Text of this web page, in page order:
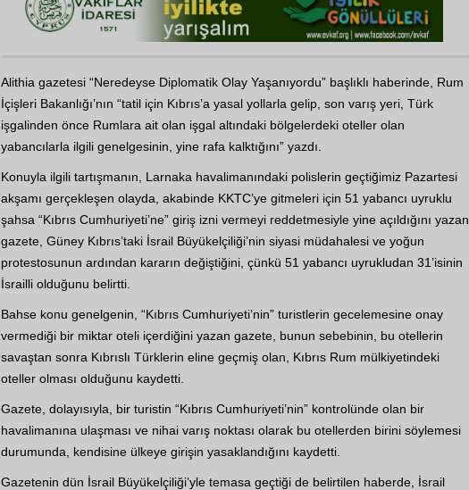
Alithia gazetesi “Neredeyse Diplomatik Olay Yaşanıyordu” başlıklı haberinde, Rum
İçişleri Bakanlığı’nın “tatil için Kıbrıs’a yasal yollarla gelip, son varış yeri, Türk
işgalinden önce Rumlara ait olan işgal altındaki bölgelerdeki oteller olan
yabancılarla ilgili genelgesinin, yine rafa kalktığını” yazdı.
Konuyla ilgili tartışmanın, Larnaka havalimanındaki polislerin geçtiğimiz Pazartesi
akşamı gerçekleşen olayda, akabinde KKTC’ye gitmeleri için 51 yabancı uyruklu
şahsa “Kıbrıs Cumhuriyeti’ne” giriş izni vermeyi reddetmesiyle yine açıldığını yazan
gazete, Güney Kıbrıs’taki İsrail Büyükelçiliği’nin siyasi müdahalesi ve yoğun
protestosunun ardından kararın değiştiğini, çünkü 51 yabancı uyrukludan 31’isinin
İsrailli olduğunu belirtti.
Bahse konu genelgenin, “Kıbrıs Cumhuriyeti’nin” turistlerin gecelemesine onay
vermediği bir miktar oteli içerdiğini yazan gazete, bunun sebebinin, bu otellerin
savaştan sonra Kıbrıslı Türklerin eline geçmiş olan, Kıbrıs Rum mülkiyetindeki
oteller olması olduğunu kaydetti.
Gazete, dolayısıyla, bir turistin “Kıbrıs Cumhuriyeti’nin” kontrolünde olan bir
havalimanına ulaşması ve nihai varış noktası olarak bu otellerden birini söylemesi
durumunda, kendisine ülkeye girişin yasaklandığını kaydetti.
Gazetenin dün İsrail Büyükelçiliği’yle temasa geçtiği de belirtilen haberde, İsrail